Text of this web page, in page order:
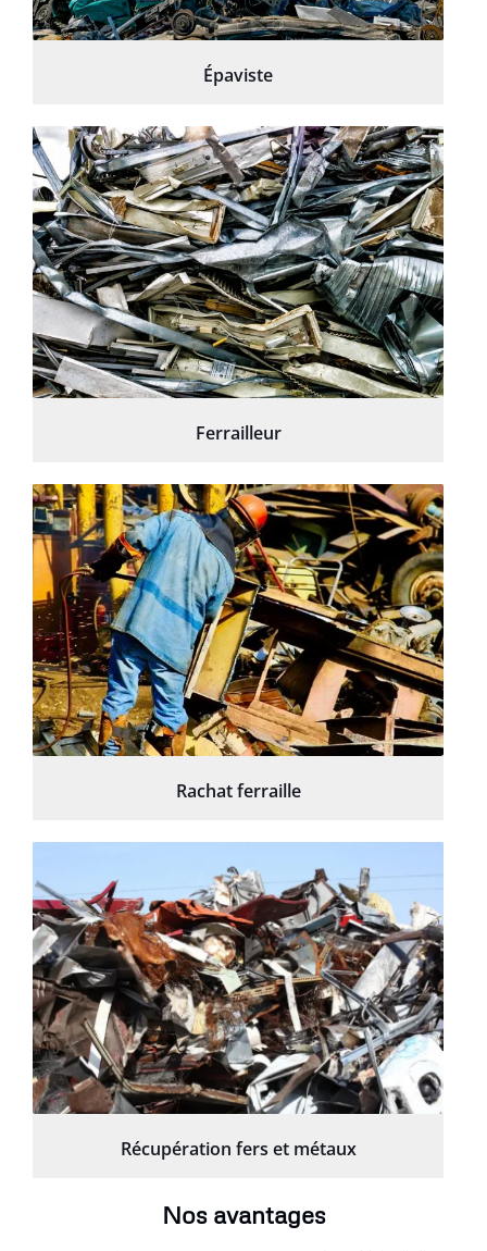
Épaviste
Ferrailleur
Rachat ferraille
Récupération fers et métaux
Nos avantages